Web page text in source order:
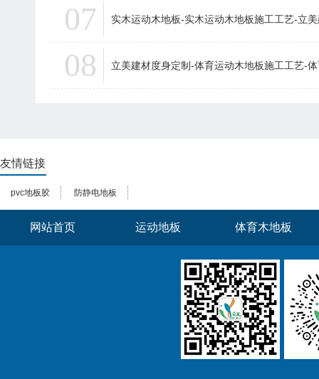
07 实木运动木地板-实木运动木地板施工工艺-立
08 立美建材度身定制-体育运动木地板施工工艺-
友情链接
pvc地板胶 防静电地板
网站首页 运动地板 体育木地板